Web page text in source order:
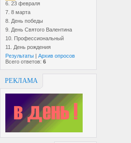
6. 23 февраля
7. 8 марта
8. День победы
9. День Святого Валентина
10. Профессиональный
11. День рождения
Результаты | Архив опросов
Всего ответов: 6
РЕКЛАМА